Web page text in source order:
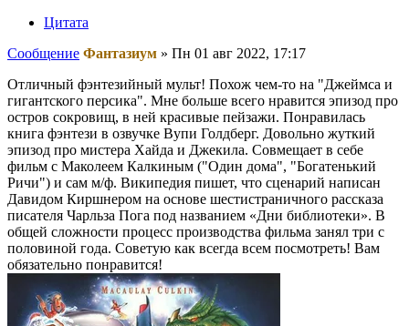
Цитата
Сообщение Фантазиум » Пн 01 авг 2022, 17:17
Отличный фэнтезийный мульт! Похож чем-то на "Джеймса и
гигантского персика". Мне больше всего нравится эпизод про
остров сокровищ, в ней красивые пейзажи. Понравилась
книга фэнтези в озвучке Вупи Голдберг. Довольно жуткий
эпизод про мистера Хайда и Джекила. Совмещает в себе
фильм с Маколеем Калкиным ("Один дома", "Богатенький
Ричи") и сам м/ф. Википедия пишет, что сценарий написан
Давидом Киршнером на основе шестистраничного рассказа
писателя Чарльза Пога под названием «Дни библиотеки». В
общей сложности процесс производства фильма занял три с
половиной года. Советую как всегда всем посмотреть! Вам
обязательно понравится!